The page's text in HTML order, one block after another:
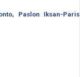
Paslon Iksan-Paris